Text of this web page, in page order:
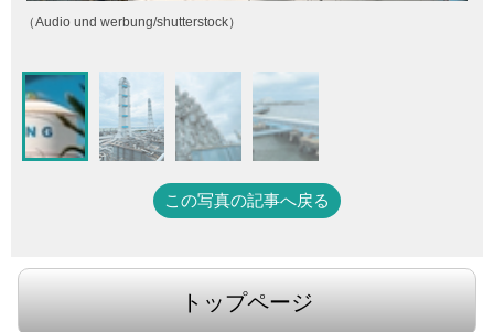
（Audio und werbung/shutterstock）
この写真の記事へ戻る
トップページ